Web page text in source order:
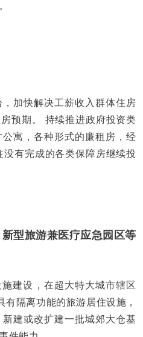
加快解决工薪收入群体住房
预期。 持续推进政府投资类
寓，各种形式的廉租房，经
有完成的各类保障房继续投
型旅游兼医疗应急园区等
建设，在超大特大城市辖区
隔离功能的旅游居住设施，
建或改扩建一批城郊大仓基